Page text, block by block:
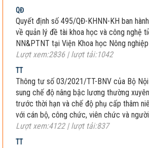
QĐ
Quyết định số 495/QĐ-KHNN-KH ban
về quản lý đề tài khoa học và công nghệ
NN&PTNT tại Viện Khoa học Nông
Lượt xem:2836 | lượt tải:1042
TT
Thông tư số 03/2021/TT-BNV của Bộ
sung chế độ nâng bậc lương thường
trước thời hạn và chế độ phụ cấp thâm
với cán bộ, công chức, viên chức và
Lượt xem:4122 | lượt tải:837
TT